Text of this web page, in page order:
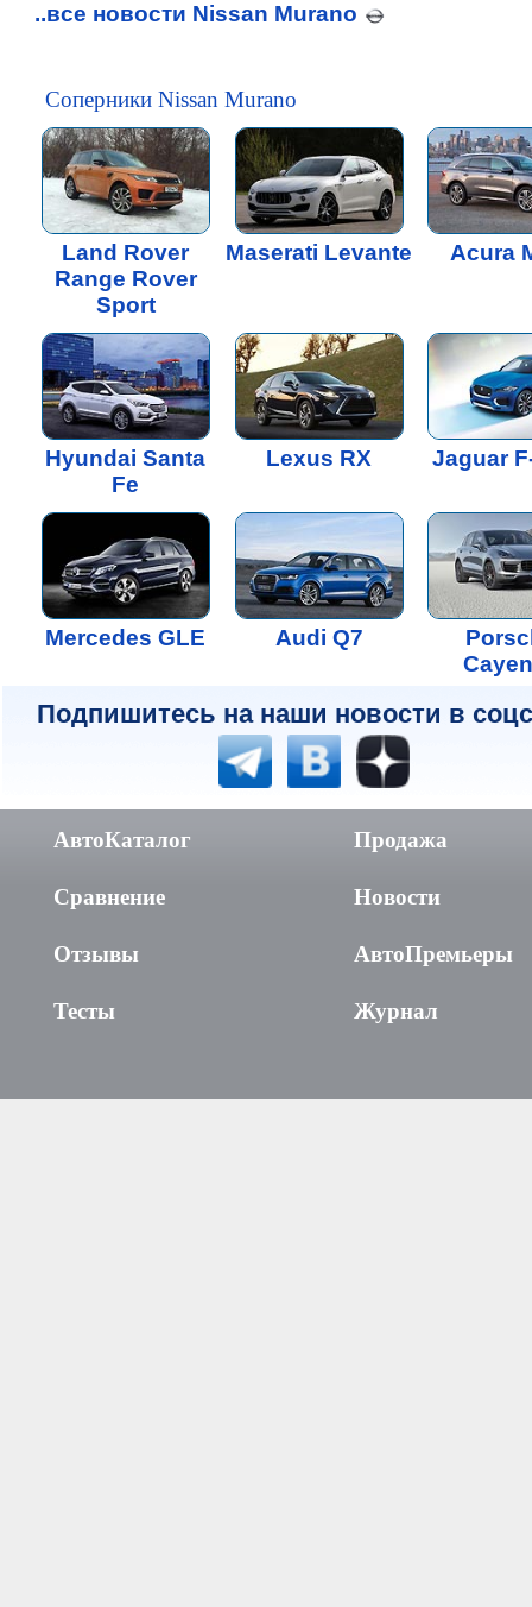
..все новости Nissan Murano
Соперники Nissan Murano
Land Rover
Range Rover
Sport
Maserati Levante Acura
Hyundai Santa
Fe
Lexus RX Jaguar
Mercedes GLE Audi Q7
Подпишитесь на наши новости в
АвтоКаталог
Сравнение
Отзывы
Тесты
Продажа
Новости
АвтоПремьеры
Журнал